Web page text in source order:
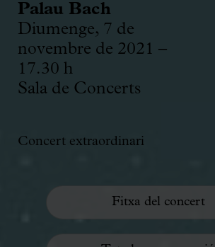
Palau Bach
Diumenge, 7 de
novembre de 2021 –
17.30 h
Sala de Concerts
Concert extraordinari
Fitxa del concert